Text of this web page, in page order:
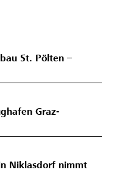
St. Pölten –
Graz-
Niklasdorf nimmt